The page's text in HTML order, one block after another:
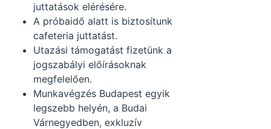
juttatások elérésére.
A próbaidő alatt is biztosítunk
cafeteria juttatást.
Utazási támogatást fizetünk a
jogszabályi előírásoknak
megfelelően.
Munkavégzés Budapest egyik
legszebb helyén, a Budai
Várnegyedben, exkluzív